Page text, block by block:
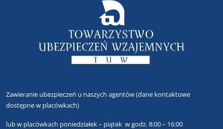
Zawieranie ubezpieczeń u naszych agentów(dane kontaktowe
dostępne w placówkach)
lubw placówkach poniedziałek – piątek w godz. 8:00 – 16:00